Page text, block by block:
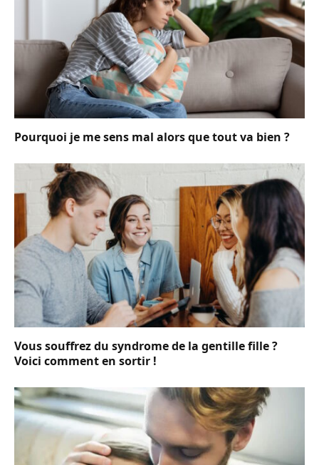
Pourquoi je me sens mal alors que tout va bien ?
Vous souffrez du syndrome de la gentille fille ?
Voici comment en sortir !